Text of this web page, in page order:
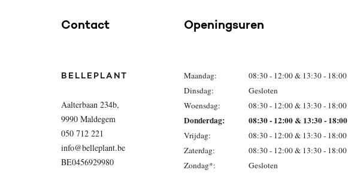
Contact
BELLEPLANT
Aalterbaan 234b,
9990 Maldegem
050 712 221
info@belleplant.be
BE0456929980
Openingsuren
Maandag:
08:30 - 12:00 & 13:30 - 18:00
Dinsdag:
Gesloten
Woensdag:
08:30 - 12:00 & 13:30 - 18:00
Donderdag: 08:30 - 12:00 & 13:30 - 18:00
Vrijdag:
08:30 - 12:00 & 13:30 - 18:00
Zaterdag:
08:30 - 12:00 & 13:30 - 18:00
Zondag*:
Gesloten